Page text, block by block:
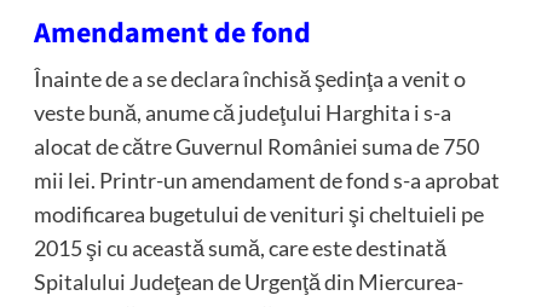
Amendament de fond
Înainte de a se declara închisă şedinţa a venit o
veste bună, anume că judeţului Harghita i s-a
alocat de către Guvernul României suma de 750
mii lei. Printr-un amendament de fond s-a aprobat
modificarea bugetului de venituri şi cheltuieli pe
2015 şi cu această sumă, care este destinată
Spitalului Judeţean de Urgenţă din Miercurea-